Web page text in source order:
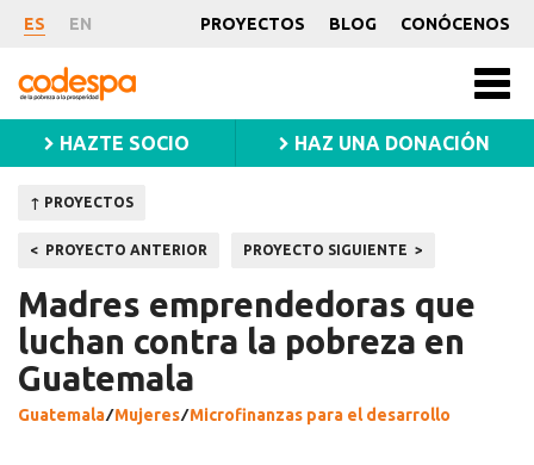
Proyecto
ES EN PROYECTOS BLOG CONÓCENOS
CODESPA
HAZTE SOCIO HAZ UNA DONACIÓN
↑ PROYECTOS
Navegación
de
entradas
PROYECTO ANTERIOR PROYECTO SIGUIENTE
Madres emprendedoras que
luchan contra la pobreza en
Guatemala
Guatemala⁄ Mujeres⁄ Microfinanzas para el desarrollo